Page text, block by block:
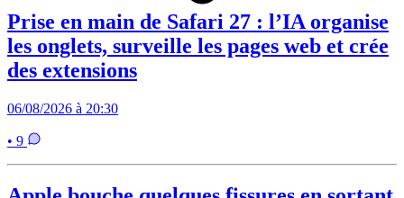
Prise en main de Safari 27 : l’IA organise
les onglets, surveille les pages web et crée
des extensions
06/08/2026 à 20:30
• 9